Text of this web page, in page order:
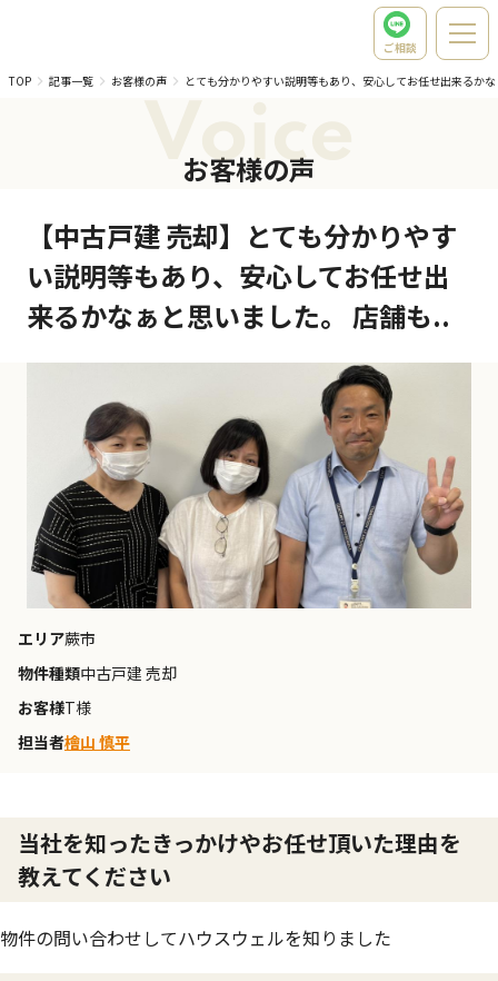
ご相談
TOP
記事一覧 お客様の声 とても分かりやすい説明等もあり、安心してお任せ出来るか
Voice
お客様の声
【中古戸建 売却】とても分かりやす
い説明等もあり、安心してお任せ出
来るかなぁと思いました。 店舗も..
エリア蕨市
物件種類中古戸建 売却
お客様T様
担当者檜山 慎平
当社を知ったきっかけやお任せ頂いた理由を
教えてください
物件の問い合わせしてハウスウェルを知りました